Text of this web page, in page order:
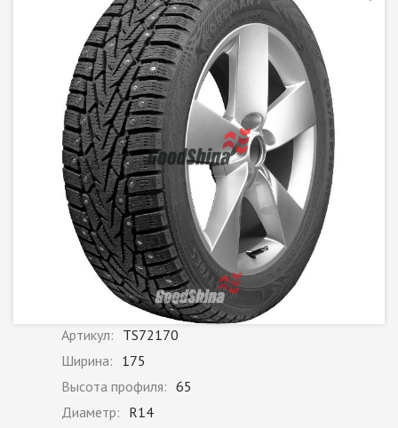
Артикул: TS72170
Ширина: 175
Высота профиля: 65
Диаметр: R14